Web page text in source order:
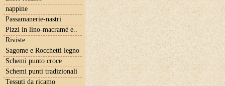
nappine
Passamanerie-nastri
Pizzi in lino-macramè e..
Riviste
Sagome e Rocchetti legno
Schemi punto croce
Schemi punti tradizionali
Tessuti da ricamo
I corsi
di un
Il costo